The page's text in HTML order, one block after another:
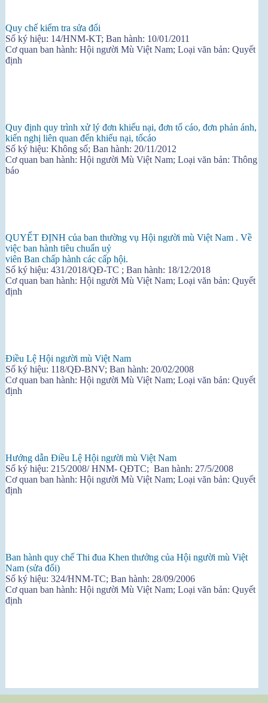
Quy chế kiểm tra sửa đổi
Số ký hiệu: 14/HNM-KT; Ban hành: 10/01/2011
Cơ quan ban hành: Hội người Mù Việt Nam; Loại văn bản: Quyết
định
Quy định quy trình xử lý đơn khiếu nại, đơn tố cáo, đơn phản ánh,
kiến nghị liên quan đến khiếu nại, tốcáo
Số ký hiệu: Không số; Ban hành: 20/11/2012
Cơ quan ban hành: Hội người Mù Việt Nam; Loại văn bản: Thông
báo
QUYẾT ĐỊNH của ban thường vụ Hội người mù Việt Nam . Về
việc ban hành tiêu chuẩn uỷ
viên Ban chấp hành các cấp hội.
Số ký hiệu: 431/2018/QĐ-TC ; Ban hành: 18/12/2018
Cơ quan ban hành: Hội người Mù Việt Nam; Loại văn bản: Quyết
định
Điều Lệ Hội người mù Việt Nam
Số ký hiệu: 118/QĐ-BNV; Ban hành: 20/02/2008
Cơ quan ban hành: Hội người Mù Việt Nam; Loại văn bản: Quyết
định
Hướng dẫn Điều Lệ Hội người mù Việt Nam
Số ký hiệu: 215/2008/ HNM- QĐTC; Ban hành: 27/5/2008
Cơ quan ban hành: Hội người Mù Việt Nam; Loại văn bản: Quyết
định
Ban hành quy chế Thi đua Khen thưởng của Hội người mù Việt
Nam (sửa đổi)
Số ký hiệu: 324/HNM-TC; Ban hành: 28/09/2006
Cơ quan ban hành: Hội người Mù Việt Nam; Loại văn bản: Quyết
định